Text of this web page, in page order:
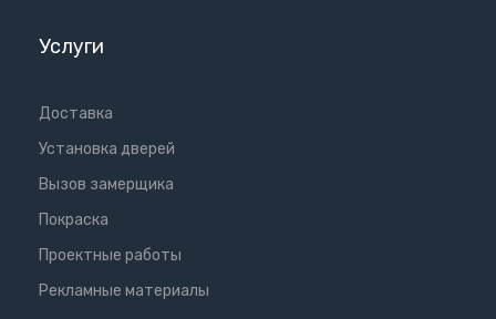
Услуги
Доставка
Установка дверей
Вызов замерщика
Покраска
Проектные работы
Рекламные материалы